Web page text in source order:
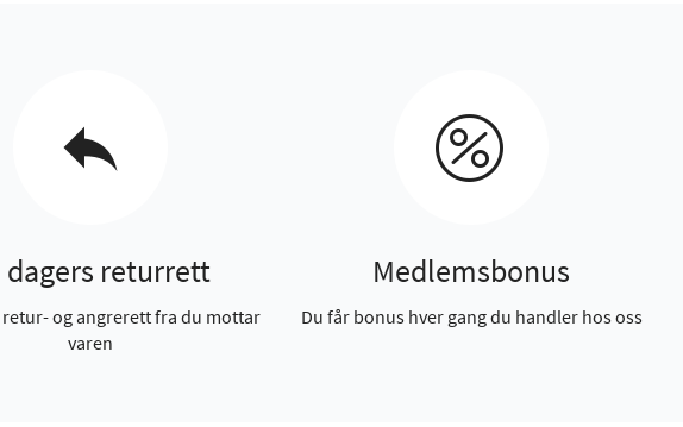
dagers returrett
retur- og angrerett fra du mottar
varen
Medlemsbonus
Du får bonus hver gang du handler hos oss